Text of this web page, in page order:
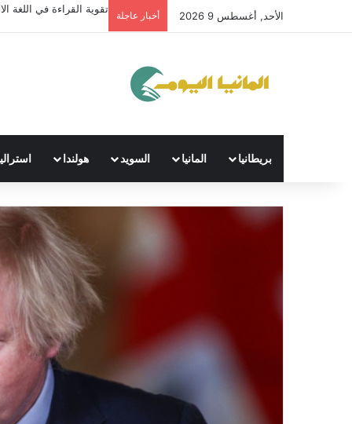
الأحد, أغسطس 9 2026 أخبار عاجلة
تقوية القراءة في اللغة
بريطانيا المانيا السويد هولندا